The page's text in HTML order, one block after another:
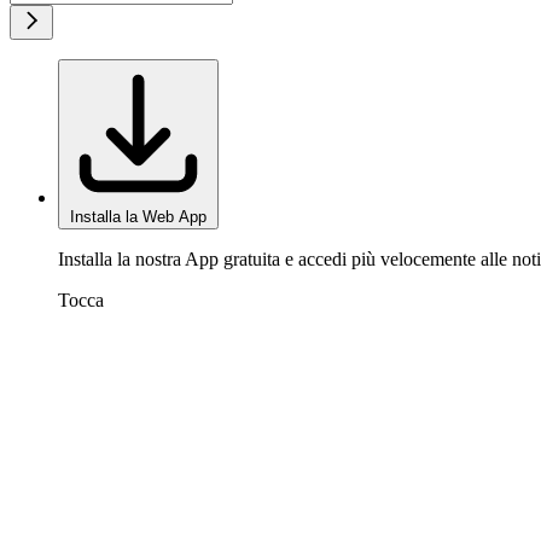
Installa la Web App
Installa la nostra App gratuita e accedi più velocemente alle
Tocca